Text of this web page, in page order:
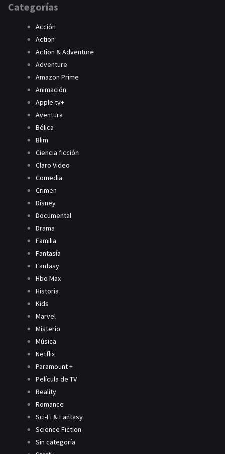
Categorías
Acción
Action
Action & Adventure
Adventure
Amazon Prime
Animación
Apple tv+
Aventura
Bélica
Blim
Ciencia ficción
Claro Video
Comedia
Crimen
Disney
Documental
Drama
Familia
Fantasía
Fantasy
Hbo Max
Historia
Kids
Marvel
Misterio
Música
Netflix
Paramount +
Película de TV
Reality
Romance
Sci-Fi & Fantasy
Science Fiction
Sin categoría